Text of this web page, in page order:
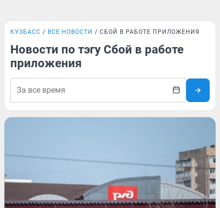
КУЗБАСС ВСЕ НОВОСТИ СБОЙ В РАБОТЕ ПРИЛОЖЕНИЯ
Новости по тэгу Сбой в работе
приложения